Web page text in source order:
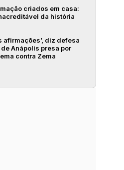
criados em casa:
da história
afirmações’, diz defesa
Anápolis presa por
contra Zema